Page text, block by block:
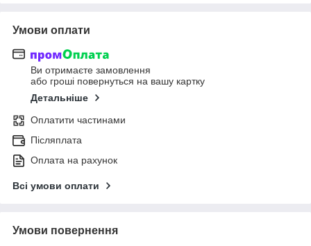
Умови оплати
Ви отримаєте замовлення
або гроші повернуться на вашу картку
Детальніше
Оплатити частинами
Післяплата
Оплата на рахунок
Всі умови оплати
Умови повернення